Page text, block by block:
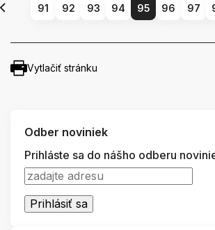
91 92 93 94 95 96 97
Vytlačiť stránku
Odber noviniek
Prihláste sa do nášho odberu